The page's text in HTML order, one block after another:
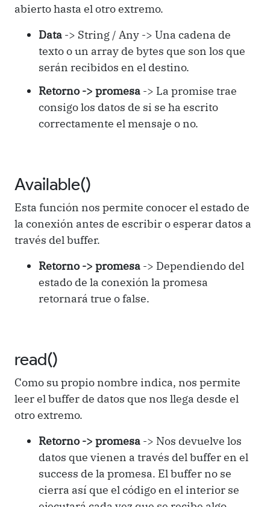
abierto hasta el otro extremo.
Data -> String / Any -> Una cadena de
texto o un array de bytes que son los que
serán recibidos en el destino.
Retorno -> promesa -> La promise trae
consigo los datos de si se ha escrito
correctamente el mensaje o no.
Available()
Esta función nos permite conocer el estado de
la conexión antes de escribir o esperar datos a
través del buffer.
Retorno -> promesa -> Dependiendo del
estado de la conexión la promesa
retornará true o false.
read()
Como su propio nombre indica, nos permite
leer el buffer de datos que nos llega desde el
otro extremo.
Retorno -> promesa -> Nos devuelve los
datos que vienen a través del buffer en el
success de la promesa. El buffer no se
cierra así que el código en el interior se